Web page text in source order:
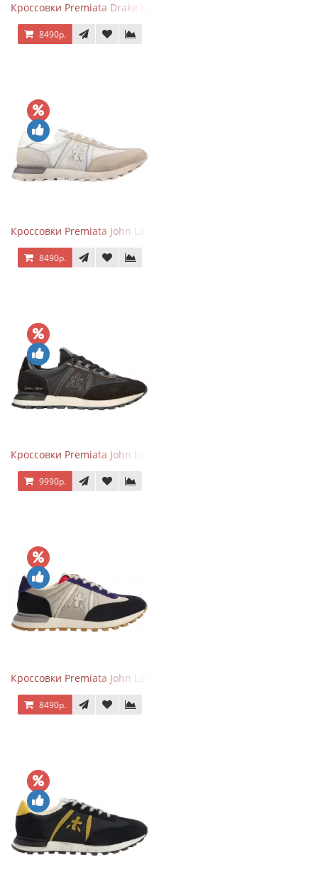
Кроссовки Premiata Drake Multi
8490р.
Кроссовки Premiata John Low Beige
8490р.
Кроссовки Premiata John Low черные
9990р.
Кроссовки Premiata John Low черные с серым
8490р.